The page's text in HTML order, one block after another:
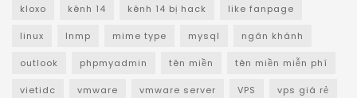
kloxo kênh 14 kênh 14 bị hack like fanpage
linux lnmp mime type mysql ngân khánh
outlook phpmyadmin tên miền tên miền miễn phí
vietidc vmware vmware server VPS vps giá rẻ